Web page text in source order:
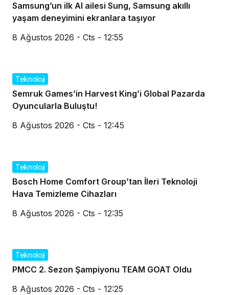
Samsung’un ilk AI ailesi Sung, Samsung akıllı
yaşam deneyimini ekranlara taşıyor
8 Ağustos 2026 - Cts - 12:55
Teknoloji
Semruk Games’in Harvest King’i Global Pazarda
Oyuncularla Buluştu!
8 Ağustos 2026 - Cts - 12:45
Teknoloji
Bosch Home Comfort Group’tan İleri Teknoloji
Hava Temizleme Cihazları
8 Ağustos 2026 - Cts - 12:35
Teknoloji
PMCC 2. Sezon Şampiyonu TEAM GOAT Oldu
8 Ağustos 2026 - Cts - 12:25